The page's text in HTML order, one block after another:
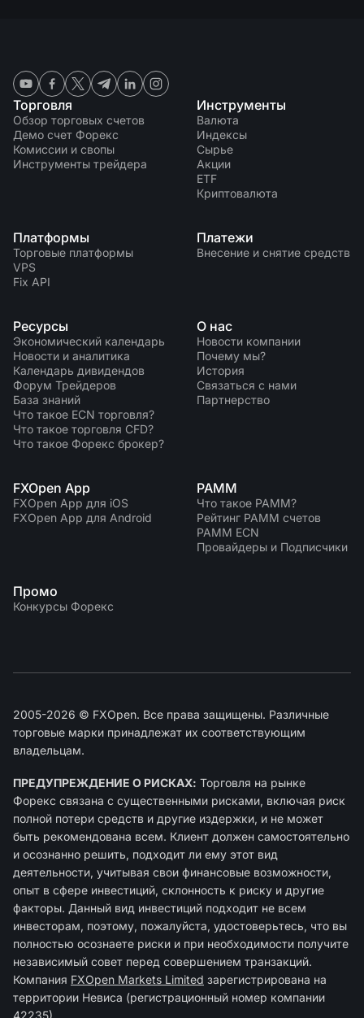
Торговля
Обзор торговых счетов
Демо счет Форекс
Комиссии и свопы
Инструменты трейдера
Инструменты
Валюта
Индексы
Сырье
Акции
ETF
Криптовалюта
Платформы
Торговые платформы
VPS
Fix API
Платежи
Внесение и снятие средств
Ресурсы
Экономический календарь
Новости и аналитика
Календарь дивидендов
Форум Трейдеров
База знаний
Что такое ECN торговля?
Что такое торговля CFD?
Что такое Форекс брокер?
О нас
Новости компании
Почему мы?
История
Связаться с нами
Партнерство
FXOpen App
FXOpen App для iOS
FXOpen App для Android
PAMM
Что такое PAMM?
Рейтинг PAMM счетов
PAMM ECN
Провайдеры и Подписчики
Промо
Конкурсы Форекс
2005-2026 © FXOpen. Все права защищены. Различные
торговые марки принадлежат их соответствующим
владельцам.
ПРЕДУПРЕЖДЕНИЕ О РИСКАХ: Торговля на рынке
Форекс связана с существенными рисками, включая риск
полной потери средств и другие издержки, и не может
быть рекомендована всем. Клиент должен самостоятельно
и осознанно решить, подходит ли ему этот вид
деятельности, учитывая свои финансовые возможности,
опыт в сфере инвестиций, склонность к риску и другие
факторы. Данный вид инвестиций подходит не всем
инвесторам, поэтому, пожалуйста, удостоверьтесь, что вы
полностью осознаете риски и при необходимости получите
независимый совет перед совершением транзакций.
Компания FXOpen Markets Limited зарегиcтрирована на
территории Невиса (регистрационный номер компании
42235).